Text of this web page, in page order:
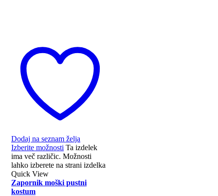
Dodaj na seznam želja
Izberite možnosti Ta izdelek
ima več različic. Možnosti
lahko izberete na strani izdelka
Quick View
Zapornik moški pustni
kostum